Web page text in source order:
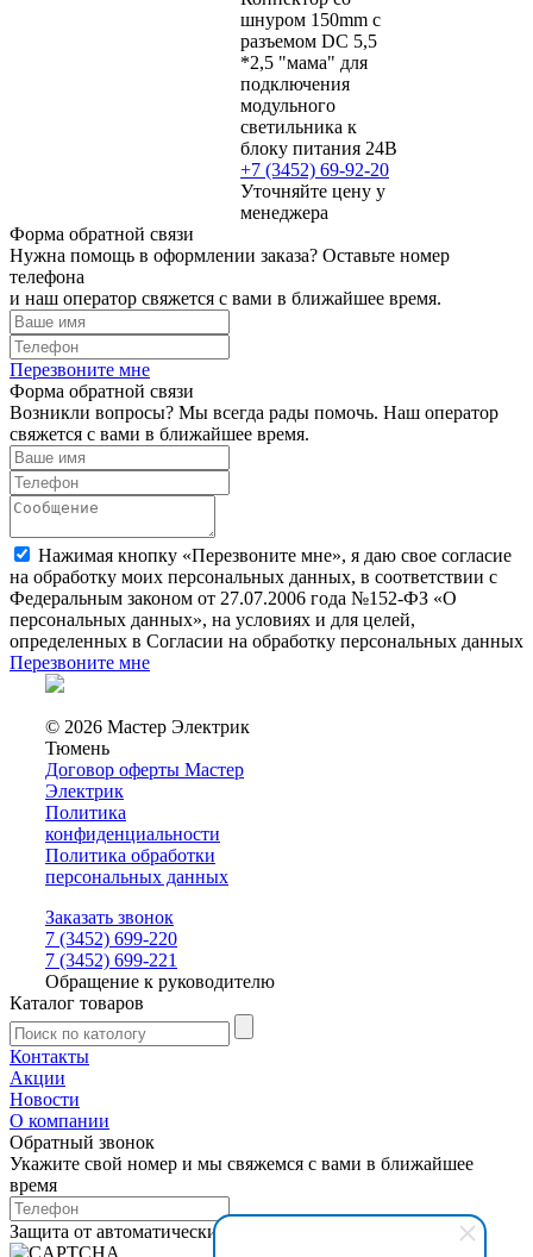
шнуром 150mm с
разъемом DC 5,5
*2,5 "мама" для
подключения
модульного
светильника к
блоку питания 24В
+7 (3452) 69-92-20
Уточняйте цену у
менеджера
Форма обратной связи
Нужна помощь в оформлении заказа? Оставьте номер
телефона
и наш оператор свяжется с вами в ближайшее время.
Перезвоните мне
Форма обратной связи
Возникли вопросы? Мы всегда рады помочь. Наш оператор
свяжется с вами в ближайшее время.
Нажимая кнопку «Перезвоните мне», я даю свое согласие
на обработку моих персональных данных, в соответствии с
Федеральным законом от 27.07.2006 года №152-ФЗ «О
персональных данных», на условиях и для целей,
определенных в Согласии на обработку персональных данных
Перезвоните мне
© 2026 Мастер Электрик
Тюмень
Договор оферты Мастер
Электрик
Политика
конфиденциальности
Политика обработки
персональных данных
Заказать звонок
7 (3452) 699-220
7 (3452) 699-221
Обращение к руководителю
Каталог товаров
Контакты
Акции
Новости
О компании
Обратный звонок
Укажите свой номер и мы свяжемся с вами в ближайшее
время
Защита от автоматических сообщений